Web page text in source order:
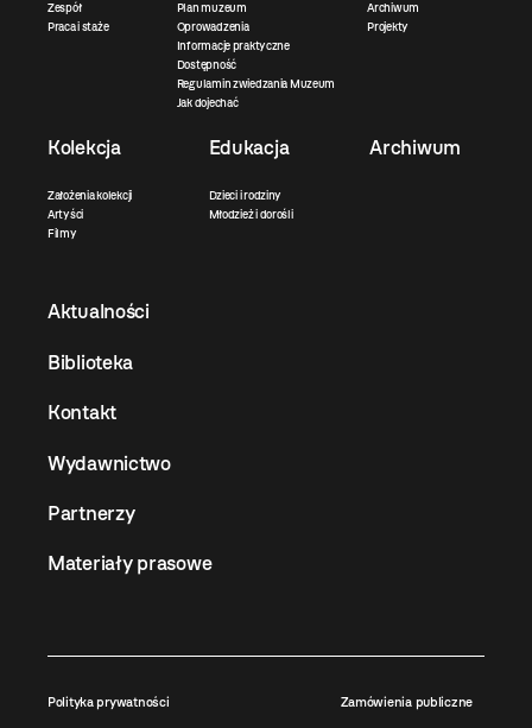
Zespół
Praca i staże
Plan muzeum
Oprowadzenia
Informacje praktyczne
Dostępność
Regulamin zwiedzania Muzeum
Jak dojechać
Archiwum
Projekty
Kolekcja
Założenia kolekcji
Artyści
Filmy
Edukacja
Dzieci i rodziny
Młodzież i dorośli
Archiwum
Aktualności
Biblioteka
Kontakt
Wydawnictwo
Partnerzy
Materiały prasowe
Polityka prywatności Zamówienia publiczne